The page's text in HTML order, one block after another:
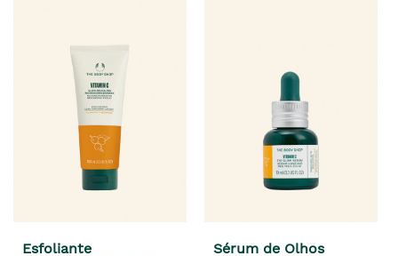
Esfoliante
Sérum de Olhos